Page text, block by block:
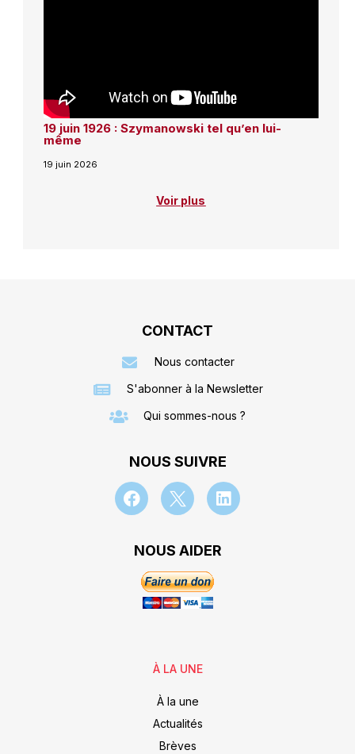
19 juin 1926 : Szymanowski tel qu’en lui-
même
19 juin 2026
Voir plus
CONTACT
Nous contacter
S'abonner à la Newsletter
Qui sommes-nous ?
NOUS SUIVRE
NOUS AIDER
À LA UNE
À la une
Actualités
Brèves